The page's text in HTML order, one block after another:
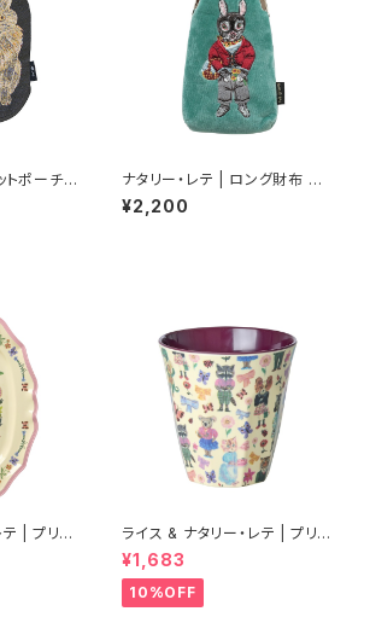
トポーチ |
ナタリー・レテ | ロング財布 レ
グリス | Long Purse REGLIS
SE
¥2,200
テ | プリン
ィッシュ
イ製】
ライス & ナタリー・レテ | プリン
トメラミンカップ ボルドー【タイ
製】
¥1,683
10%OFF